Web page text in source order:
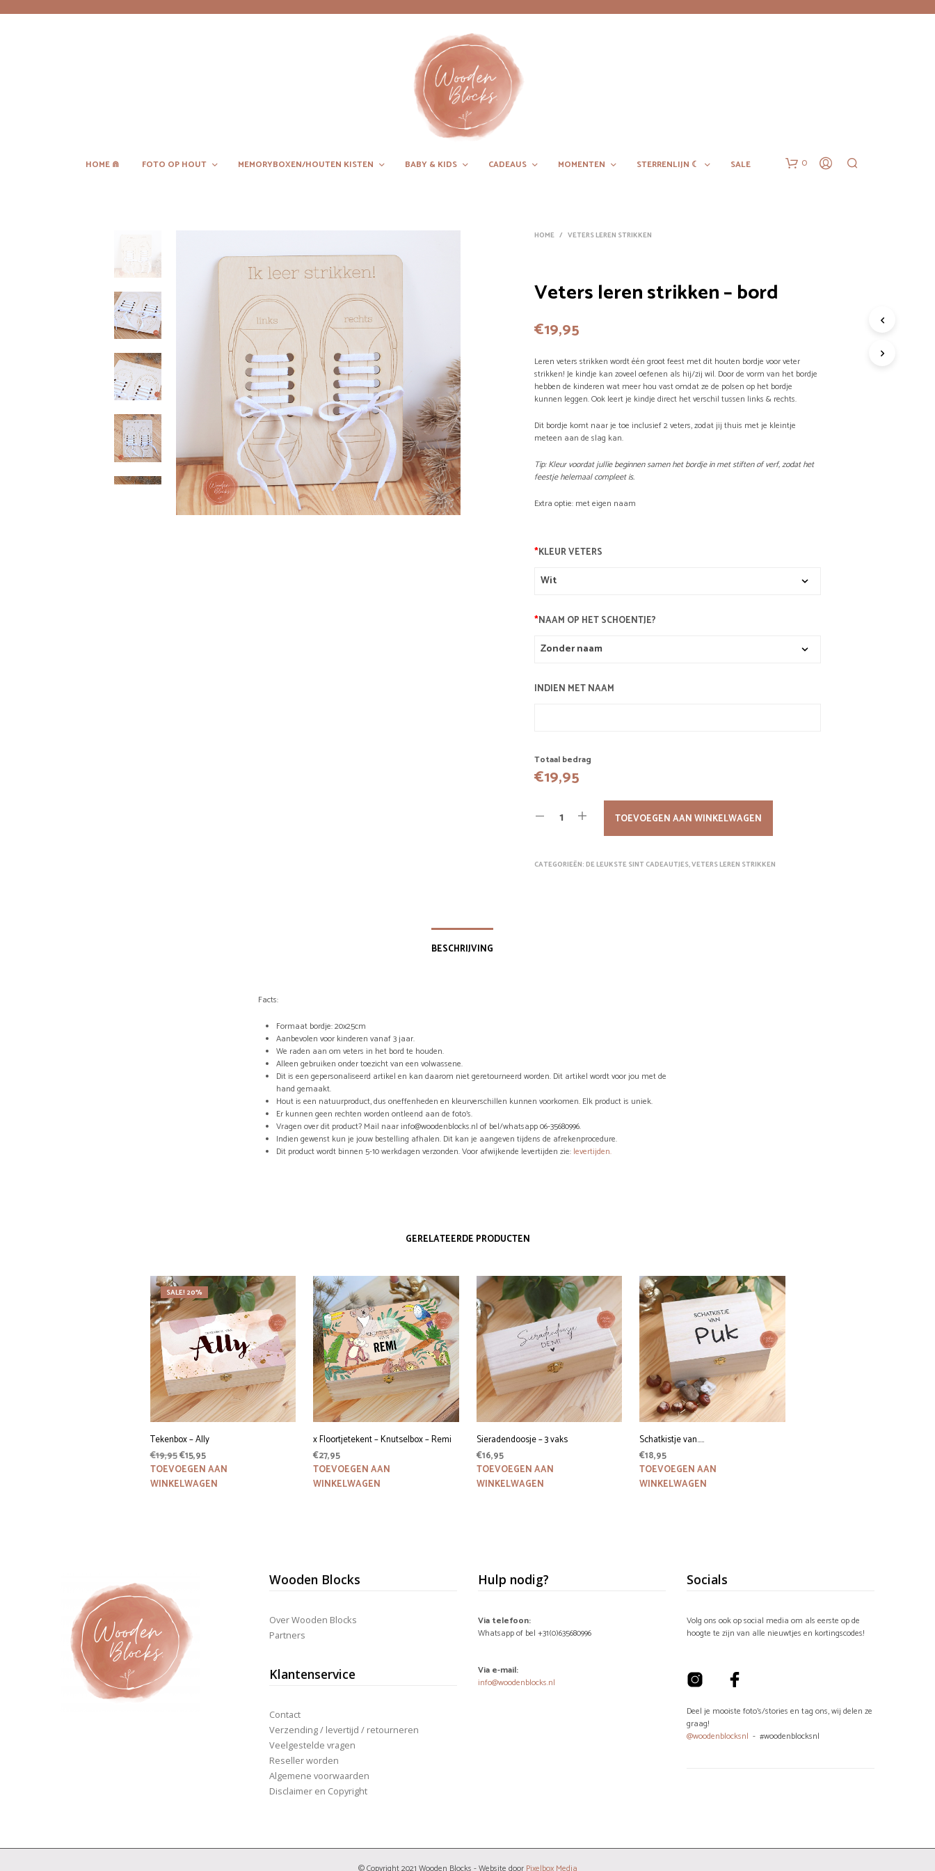
HOME ⋒ FOTO OP HOUT MEMORYBOXEN/HOUTEN KISTEN BABY & KIDS CADEAUS MOMENTEN STERRENLIJN ☾ SALE 0
HOME / VETERS LEREN STRIKKEN
Veters leren strikken – bord
€19,95
Leren veters strikken wordt één groot feest met dit houten bordje voor veter
strikken! Je kindje kan zoveel oefenen als hij/zij wil. Door de vorm van het bordje
hebben de kinderen wat meer hou vast omdat ze de polsen op het bordje
kunnen leggen. Ook leert je kindje direct het verschil tussen links & rechts.
Dit bordje komt naar je toe inclusief 2 veters, zodat jij thuis met je kleintje
meteen aan de slag kan.
Tip: Kleur voordat jullie beginnen samen het bordje in met stiften of verf, zodat het
feestje helemaal compleet is.
Extra optie: met eigen naam
*KLEUR VETERS
*NAAM OP HET SCHOENTJE?
INDIEN MET NAAM
Totaal bedrag
€19,95
TOEVOEGEN AAN WINKELWAGEN
CATEGORIEËN:DE LEUKSTE SINT CADEAUTJES,VETERS LEREN STRIKKEN
BESCHRIJVING
Facts:
Formaat bordje: 20x25cm
Aanbevolen voor kinderen vanaf 3 jaar.
We raden aan om veters in het bord te houden.
Alleen gebruiken onder toezicht van een volwassene.
Dit is een gepersonaliseerd artikel en kan daarom niet geretourneerd worden. Dit artikel wordt voor jou met de
hand gemaakt.
Hout is een natuurproduct, dus oneffenheden en kleurverschillen kunnen voorkomen. Elk product is uniek.
Er kunnen geen rechten worden ontleend aan de foto’s.
Vragen over dit product? Mail naar info@woodenblocks.nl of bel/whatsapp 06-35680996.
Indien gewenst kun je jouw bestelling afhalen. Dit kan je aangeven tijdens de afrekenprocedure.
Dit product wordt binnen 5-10 werkdagen verzonden. Voor afwijkende levertijden zie: levertijden.
GERELATEERDE PRODUCTEN
SALE! 20%
Tekenbox – Ally
€19,95Oorspronkelijke
prijs
was:
€15,95Huidige
prijs
is:
TOEVOEGEN AAN
WINKELWAGEN
x Floortjetekent – Knutselbox – Remi
€27,95
TOEVOEGEN AAN
WINKELWAGEN
Sieradendoosje – 3 vaks
€16,95
TOEVOEGEN AAN
WINKELWAGEN
Schatkistje van…..
€18,95
TOEVOEGEN AAN
WINKELWAGEN
Wooden Blocks
Over Wooden Blocks
Partners
Klantenservice
Contact
Verzending / levertijd / retourneren
Veelgestelde vragen
Reseller worden
Algemene voorwaarden
Disclaimer en Copyright
Hulp nodig?
Via telefoon:
Whatsapp of bel +31(0)635680996
Via e-mail:
info@woodenblocks.nl
Socials
Volg ons ook op social media om als eerste op de
hoogte te zijn van alle nieuwtjes en kortingscodes!
Deel je mooiste foto's/stories en tag ons, wij delen ze
graag!
@woodenblocksnl - #woodenblocksnl
© Copyright 2021 Wooden Blocks - Website door Pixelbox Media